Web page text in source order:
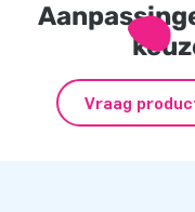
Vraag